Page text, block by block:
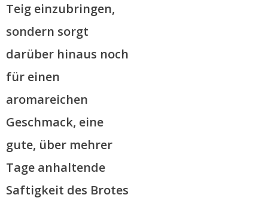
Teig einzubringen,
sondern sorgt
darüber hinaus noch
für einen
aromareichen
Geschmack, eine
gute, über mehrer
Tage anhaltende
Saftigkeit des Brotes